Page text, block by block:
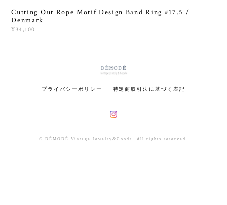
Cutting Out Rope Motif Design Band Ring #17.5 /
Denmark
¥34,100
プライバシーポリシー 特定商取引法に基づく表記
© DÉMODÉ-Vintage Jewelry&Goods- All rights reserved.